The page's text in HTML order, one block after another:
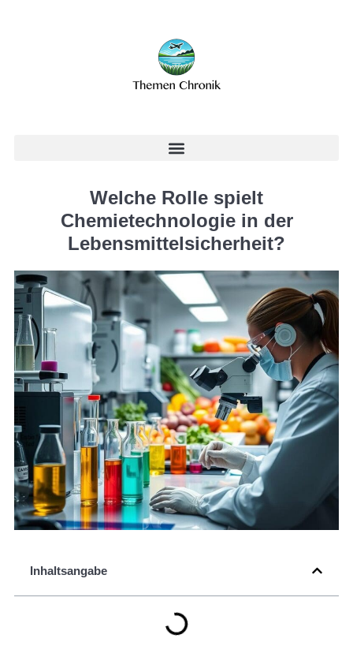
Welche Rolle spielt
Chemietechnologie in der
Lebensmittelsicherheit?
Inhaltsangabe